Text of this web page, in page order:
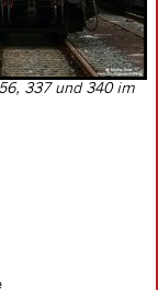
337 und 340 im